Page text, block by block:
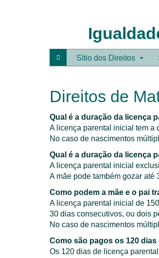
Sítio dos Direitos
Direitos de
Qual é a duração da licença
A licença parental inicial tem a
No caso de nascimentos
Qual é a duração da licença
A licença parental inicial
A mãe pode também gozar
Como podem a mãe e o pai
A licença parental inicial de
30 dias consecutivos, ou dois
No caso de nascimentos
Como são pagos os 120
Os 120 dias de licença